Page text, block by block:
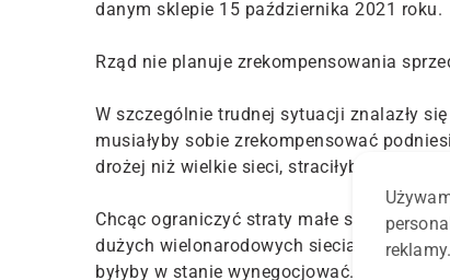
danym sklepie 15 października 2021 roku.
Rząd nie planuje zrekompensowania
W szczególnie trudnej sytuacji znalazły
musiałyby sobie zrekompensować
drożej niż wielkie sieci, straciłyby więc
Chcąc ograniczyć straty małe sklepy
dużych wielonarodowych sieciach, które
byłyby w stanie wynegocjować.